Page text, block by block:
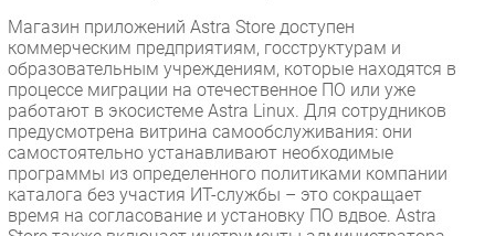
Магазин приложений Astra Store доступен
коммерческим предприятиям, госструктурам и
образовательным учреждениям, которые находятся в
процессе миграции на отечественное ПО или уже
работают в экосистеме Astra Linux. Для сотрудников
предусмотрена витрина самообслуживания: они
самостоятельно устанавливают необходимые
программы из определенного политиками компании
каталога без участия ИТ-службы – это сокращает
время на согласование и установку ПО вдвое. Astra